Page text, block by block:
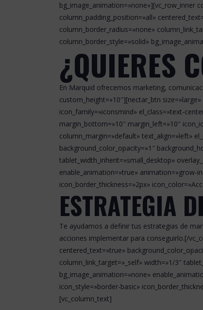
bg_image_animation=»none»][vc_row_inner
column_padding_position=»all»
column_border_radius=»none»
column_border_style=»solid»
¿QUIERES
En Marquid ofrecemos marketing,
custom_height=»10″][nectar_btn
icon_family=»iconsmind» el_class=»text-
margin_bottom=»10″ margin_left=»10″
column_margin=»default» text_align=»left»
background_color_opacity=»1″
tablet_width_inherit=»small_desktop»
enable_animation=»true» animation=»grow-
icon_border_thickness=»2px»
ESTRATEGIA
Te ayudamos a definir tus estrategias de
acciones implementar para conseguirlo.[/
centered_text=»true»
column_link_target=»_self» width=»1/3″
bg_image_animation=»none»
icon_style=»border-basic»
[vc_column_text]